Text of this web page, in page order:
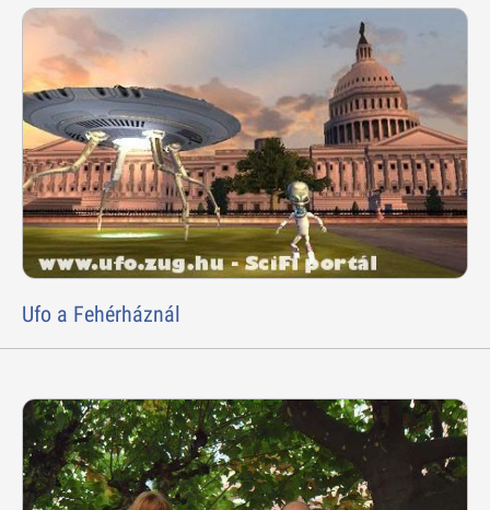
Ufo a Fehérháznál